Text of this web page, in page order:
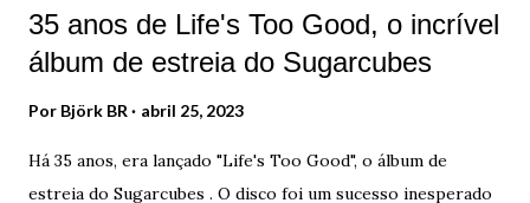
35 anos de Life's Too Good, o incrível
álbum de estreia do Sugarcubes
Por Björk BR abril 25, 2023
Há 35 anos, era lançado "Life's Too Good", o álbum de
estreia do Sugarcubes . O disco foi um sucesso inesperado